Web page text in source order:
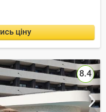
ціну
8.4